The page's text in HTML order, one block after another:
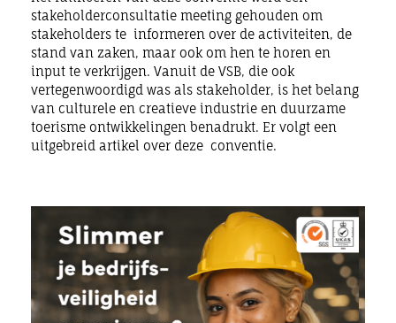
stakeholderconsultatie meeting gehouden om
stakeholders te informeren over de activiteiten, de
stand van zaken, maar ook om hen te horen en
input te verkrijgen. Vanuit de VSB, die ook
vertegenwoordigd was als stakeholder, is het belang
van culturele en creatieve industrie en duurzame
toerisme ontwikkelingen benadrukt. Er volgt een
uitgebreid artikel over deze conventie.